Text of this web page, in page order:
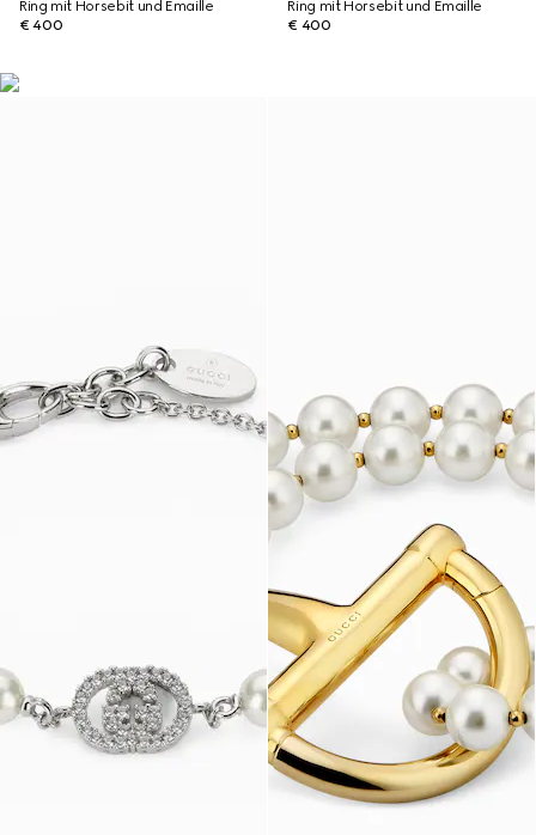
Ring mit Horsebit und Emaille
€ 400
Ring mit Horsebit und Emaille
€ 400